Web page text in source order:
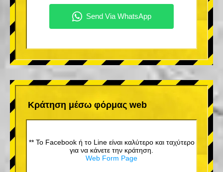
Κράτηση μέσω φόρμας web
** Το Facebook ή το Line είναι καλύτερο και ταχύτερο
για να κάνετε την κράτηση.
Web Form Page